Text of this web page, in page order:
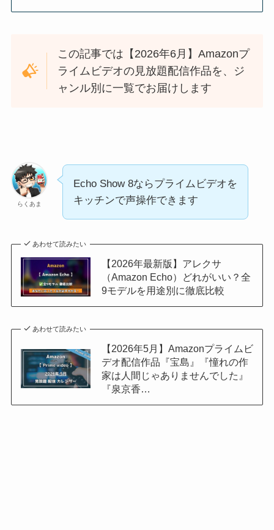
この記事では【2026年6月】Amazonプ
ライムビデオの見放題配信作品を、ジ
ャンル別に一覧でお届けします
らくあま
Echo Show 8ならプライムビデオを
キッチンで声操作できます
あわせて読みたい
【2026年最新版】アレクサ
（Amazon Echo）どれがいい？全
9モデルを用途別に徹底比較
あわせて読みたい
【2026年5月】Amazonプライムビ
デオ配信作品『宝島』『憧れの作
家は人間じゃありませんでした』
『泉京香…